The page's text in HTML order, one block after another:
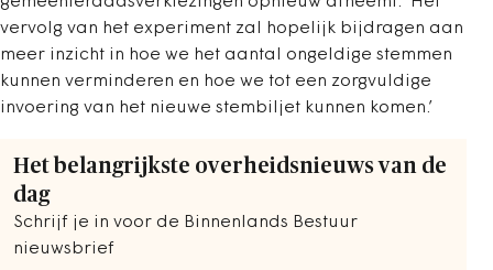
vervolg van het experiment zal hopelijk bijdragen aan
meer inzicht in hoe we het aantal ongeldige stemmen
kunnen verminderen en hoe we tot een zorgvuldige
invoering van het nieuwe stembiljet kunnen komen.’
Het belangrijkste overheidsnieuws van de
dag
Schrijf je in voor de Binnenlands Bestuur
nieuwsbrief